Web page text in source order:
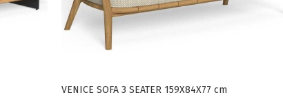
VENICE SOFA 3 SEATER 159X84X77 cm